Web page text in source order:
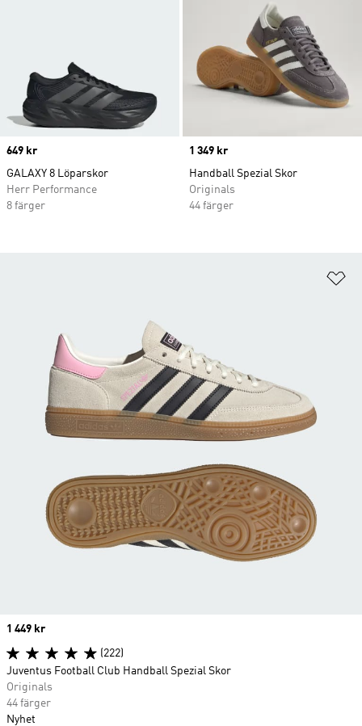
Price
649 kr
GALAXY 8 Löparskor
Herr Performance
8 färger
Price
1 349 kr
Handball Spezial Skor
Originals
44 färger
Price
1 449 kr
(222)
Juventus Football Club Handball Spezial Skor
Originals
44 färger
Nyhet